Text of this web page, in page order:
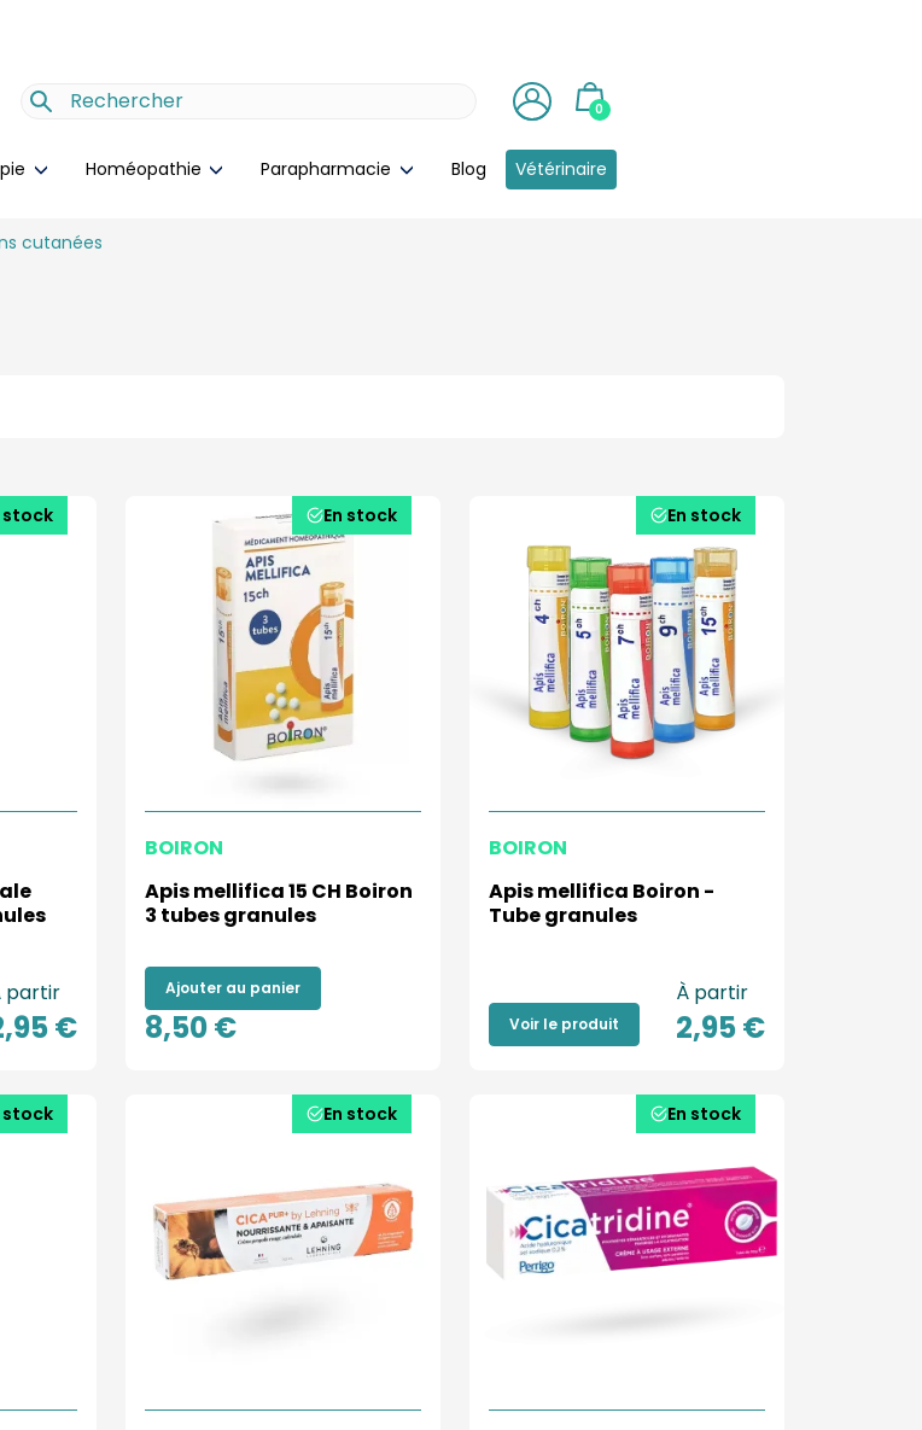
0
Homéopathie Parapharmacie Blog Vétérinaire
cutanées
stock
partir
€
En stock
BOIRON
Apis mellifica 15 CH Boiron
3 tubes granules
Ajouter au panier
8,50 €
En stock
BOIRON
Apis mellifica Boiron -
Tube granules
Voir le produit
À partir
2,95 €
stock En stock En stock